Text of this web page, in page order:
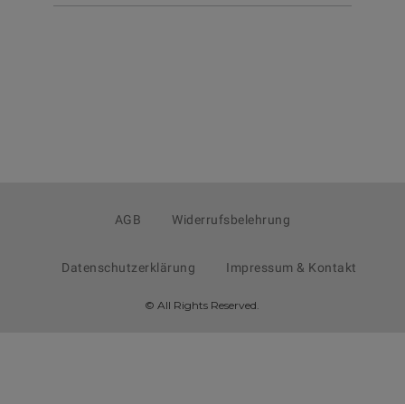
AGB Widerrufsbelehrung
Datenschutzerklärung Impressum & Kontakt
© All Rights Reserved.